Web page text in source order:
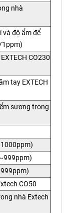
nhà
và độ ẩm để
1ppm)
CO230
tay EXTECH
sương trong
1000ppm)
999ppm)
CO50
nhà Extech